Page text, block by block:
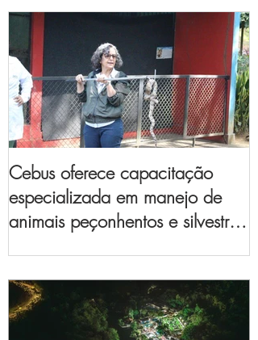
Cebus oferece capacitação
especializada em manejo de
animais peçonhentos e silvestres